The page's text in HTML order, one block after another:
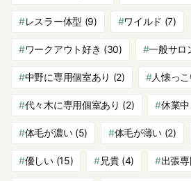
レスラー体型 (9) ワイルド (7)
ワークアウト好き (30) 一般サロ
中野に専用個室あり (2) 人懐っ
代々木に専用個室あり (2) 休業中
体毛が濃い(5) 体毛が薄い (2)
優しい(15) 兄貴(4) 出張